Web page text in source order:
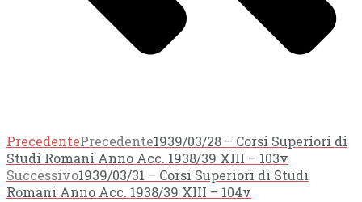
PrecedentePrecedente1939/03/28 – Corsi Superiori di
Studi Romani Anno Acc. 1938/39 XIII – 103v
Successivo1939/03/31 – Corsi Superiori di Studi
Romani Anno Acc. 1938/39 XIII – 104v